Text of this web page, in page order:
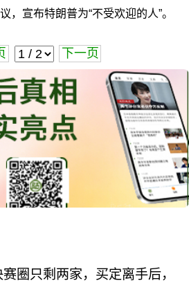
，宣布特朗普为“不受欢迎的人”。
下一页
赛圈只剩两家，买定离手后，